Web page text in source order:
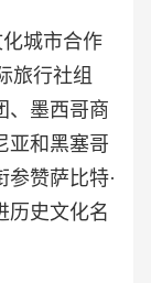
城市合作
旅行社组
、墨西哥商
亚和黑塞哥
赞萨比特·
历史文化名